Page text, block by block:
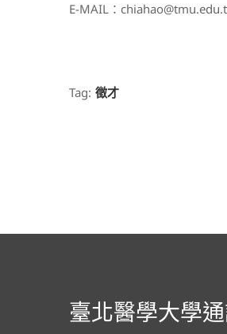
E-MAIL：
Tag: 徵才
臺北醫學大學